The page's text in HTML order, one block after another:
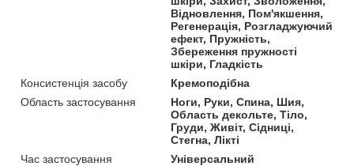
Відновлення, Пом'якшення,
Регенерація, Розгладжуючий
ефект, Пружність,
Збереження пружності
шкіри, Гладкість
Консистенція засобу
Кремоподібна
Область застосування
Ноги, Руки, Спина, Шия,
Область декольте, Тіло,
Груди, Живіт, Сідниці,
Стегна, Лікті
Час застосування
Універсальний